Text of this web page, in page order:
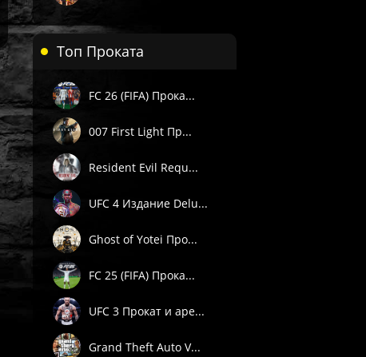
П1) — вручную в течение 3 часов в рабочее время
смотрите в описании товара.
товары даётся гарантия.
через сайт, VK или Telegram.
Топ Проката
FC 26 (FIFA) Прока...
007 First Light Пр...
Resident Evil Requ...
UFC 4 Издание Delu...
Ghost of Yotei Про...
FC 25 (FIFA) Прока...
UFC 3 Прокат и аре...
Grand Theft Auto V...